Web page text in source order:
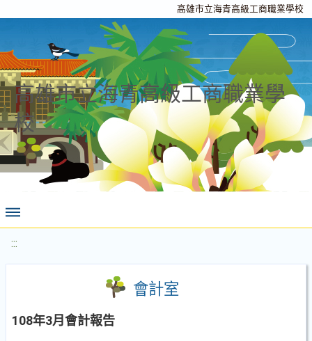
高雄市立海青高級工商職業學校
高雄市立海青高級工商職業學
校
:::
會計室
108年3月會計報告